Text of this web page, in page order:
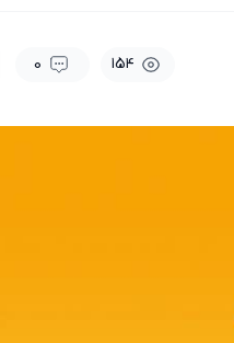
154
0